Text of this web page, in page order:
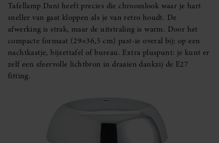
Tafellamp Dani heeft precies die chroomlook waar je hart
sneller van gaat kloppen als je van retro houdt. De
afwerking is strak, maar de uitstraling is warm. Door het
compacte formaat (29×36,5 cm) past-ie overal bij: op een
nachtkastje, bijzettafel of bureau. Extra pluspunt: je kunt er
zelf een sfeervolle lichtbron in draaien dankzij de E27
fitting.